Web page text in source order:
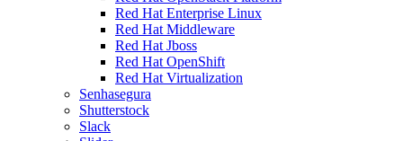
Red Hat Enterprise Linux
Red Hat Middleware
Red Hat Jboss
Red Hat OpenShift
Red Hat Virtualization
Senhasegura
Shutterstock
Slack